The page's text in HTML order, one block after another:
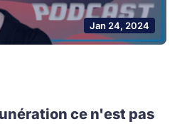
Jan 24, 2024
ce n'est pas